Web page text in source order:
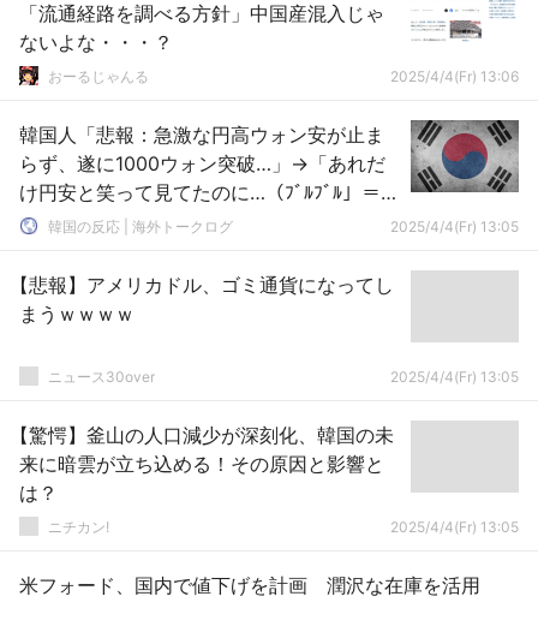
「流通経路を調べる方針」中国産混入じゃ
ないよな・・・？
おーるじゃんる 2025/4/4(Fr) 13:06
韓国人「悲報：急激な円高ウォン安が止ま
らず、遂に1000ウォン突破…」→「あれだ
け円安と笑って見てたのに…（ﾌﾞﾙﾌﾞﾙ」＝韓
国の反応
韓国の反応 | 海外トークログ 2025/4/4(Fr) 13:05
【悲報】アメリカドル、ゴミ通貨になってし
まうｗｗｗｗ
ニュース30over 2025/4/4(Fr) 13:05
【驚愕】釜山の人口減少が深刻化、韓国の未
来に暗雲が立ち込める！その原因と影響と
は？
ニチカン! 2025/4/4(Fr) 13:05
米フォード、国内で値下げを計画 潤沢な在庫を活用